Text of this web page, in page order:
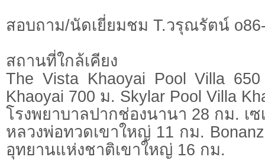
สอบถาม/นัดเยี่ยมชม T.วรุณรัตน์
สถานที่ใกล้เคียง
The Vista Khaoyai Pool Villa
Khaoyai 700 ม. Skylar Pool Villa
โรงพยาบาลปากช่องนานา 28 กม. เซ
หลวงพ่อทวดเขาใหญ่ 11 กม.
อุทยานแห่งชาติเขาใหญ่ 16 กม.